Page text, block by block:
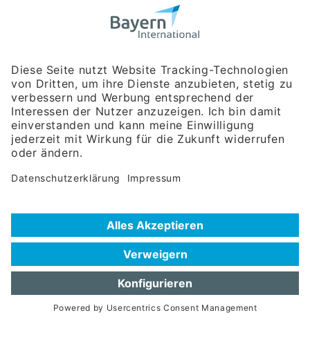
Bayerische Gesellschaft für Internationale
Rosenheimer Str. 143C
81671 München
Tel:+49 180 5949260
(Festnetz 14 ct/min, Mobil max. 42 ct/min)
Hotline
Datenschutzerklärung
Nutzungsbedingungen
Häufig gestellte Fragen (FAQ)